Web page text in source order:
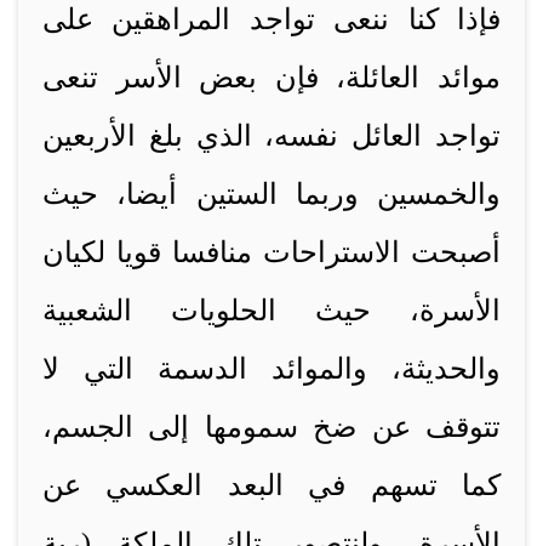
فإذا كنا ننعى تواجد المراهقين على
موائد العائلة، فإن بعض الأسر تنعى
تواجد العائل نفسه، الذي بلغ الأربعين
والخمسين وربما الستين أيضا، حيث
أصبحت الاستراحات منافسا قويا لكيان
الأسرة، حيث الحلويات الشعبية
والحديثة، والموائد الدسمة التي لا
تتوقف عن ضخ سمومها إلى الجسم،
كما تسهم في البعد العكسي عن